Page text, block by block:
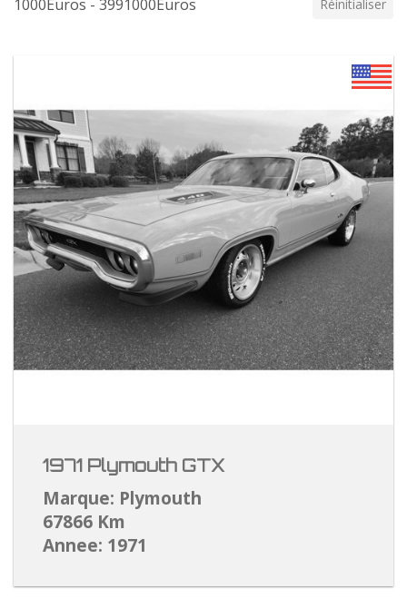
1000Euros - 3991000Euros Réinitialiser
1971 Plymouth GTX
Marque: Plymouth
67866 Km
Annee: 1971